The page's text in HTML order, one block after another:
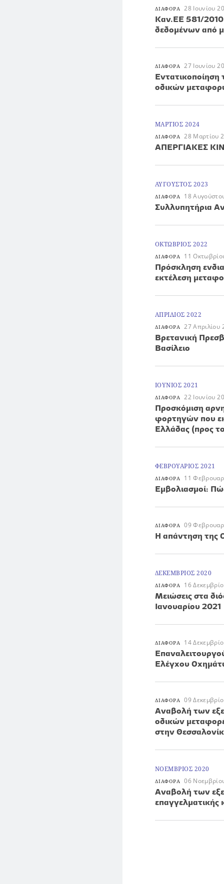
ΔΙΑΦΟΡΑ 28 Ιουνίου
Καν.ΕΕ 581/2010
δεδομένων από
ΔΙΑΦΟΡΑ 27 Ιουνίου
οδικών
ΜΑΡΤΙΟΣ 2024
ΔΙΑΦΟΡΑ 28 Μαρτίου
ΑΠΕΡΓΙΑΚΕΣ
ΑΥΓΟΥΣΤΟΣ 2023
ΔΙΑΦΟΡΑ 18
Συλλυπητήρια
ΟΚΤΩΒΡΙΟΣ 2022
ΔΙΑΦΟΡΑ 11
Πρόσκληση
εκτέλεση
ΑΠΡΙΛΙΟΣ 2022
ΔΙΑΦΟΡΑ 27 Απριλίου
Βρετανική
Βασίλειο
ΙΟΥΝΙΟΣ 2021
ΔΙΑΦΟΡΑ 22 Ιουνίου
Προσκόμιση
φορτηγών που
Ελλάδας (προς
ΦΕΒΡΟΥΑΡΙΟΣ 2021
ΔΙΑΦΟΡΑ 11
Εμβολιασμοί:
ΔΙΑΦΟΡΑ 09
H απάντηση της
ΔΕΚΕΜΒΡΙΟΣ 2020
ΔΙΑΦΟΡΑ 16
Μειώσεις στα
Ιανουαρίου 2021
ΔΙΑΦΟΡΑ 14
Ελέγχου
ΔΙΑΦΟΡΑ 09
Αναβολή των
οδικών
στην
ΝΟΕΜΒΡΙΟΣ 2020
ΔΙΑΦΟΡΑ 06
Αναβολή των
επαγγελματικής